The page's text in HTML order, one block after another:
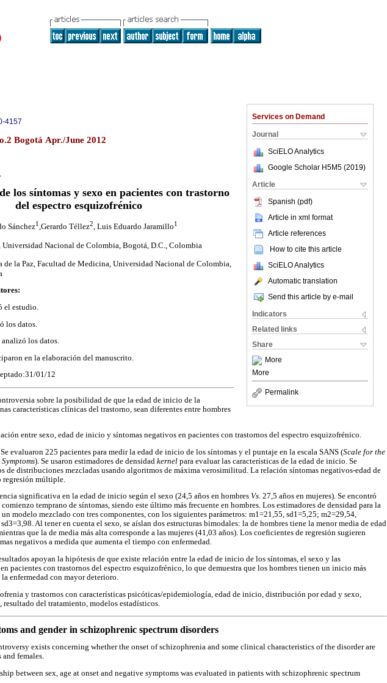
Services on Demand
Journal
SciELO Analytics
Google Scholar H5M5 (2019)
Article
Spanish (pdf)
Article in xml format
Article references
How to cite this article
SciELO Analytics
Automatic translation
Send this article by e-mail
Indicators
Related links
Share
More
More
Permalink
4157
Bogotá Apr./June 2012
los síntomas y sexo en pacientes con trastorno
del espectro esquizofrénico
Sánchez1,Gerardo Téllez2, Luis Eduardo Jaramillo1
Nacional de Colombia, Bogotá, D.C., Colombia
de la Paz, Facultad de Medicina, Universidad Nacional de Colombia,
el estudio.
los datos.
los datos.
en la elaboración del manuscrito.
01/12
sobre la posibilidad de que la edad de inicio de la
características clínicas del trastorno, sean diferentes entre hombres
entre sexo, edad de inicio y síntomas negativos en pacientes con trastornos del espectro esquizofrénico.
Se evaluaron 225 pacientes para medir la edad de inicio de los síntomas y el puntaje en la escala SANS (Scale for the
). Se usaron estimadores de densidad kernel para evaluar las características de la edad de inicio. Se
de distribuciones mezcladas usando algoritmos de máxima verosimilitud. La relación síntomas negativos-edad de
múltiple.
significativa en la edad de inicio según el sexo (24,5 años en hombres Vs. 27,5 años en mujeres). Se encontró
temprano de síntomas, siendo este último más frecuente en hombres. Los estimadores de densidad para la
modelo mezclado con tres componentes, con los siguientes parámetros: m1=21,55, sd1=5,25; m2=29,54,
Al tener en cuenta el sexo, se aíslan dos estructuras bimodales: la de hombres tiene la menor media de edad
que la de media más alta corresponde a las mujeres (41,03 años). Los coeficientes de regresión sugieren
negativos a medida que aumenta el tiempo con enfermedad.
apoyan la hipótesis de que existe relación entre la edad de inicio de los síntomas, el sexo y las
pacientes con trastornos del espectro esquizofrénico, lo que demuestra que los hombres tienen un inicio más
enfermedad con mayor deterioro.
y trastornos con características psicóticas/epidemiología, edad de inicio, distribución por edad y sexo,
del tratamiento, modelos estadísticos.
and gender in schizophrenic spectrum disorders
exists concerning whether the onset of schizophrenia and some clinical characteristics of the disorder are
and females.
between sex, age at onset and negative symptoms was evaluated in patients with schizophrenic spectrum